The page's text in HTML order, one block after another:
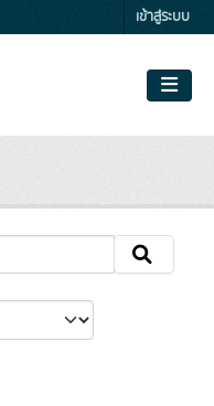
เข้าสู่ระบบ